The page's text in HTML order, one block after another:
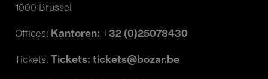
1000 Brussel
Offices: Kantoren: +32 (0)25078430
Tickets: Tickets: tickets@bozar.be